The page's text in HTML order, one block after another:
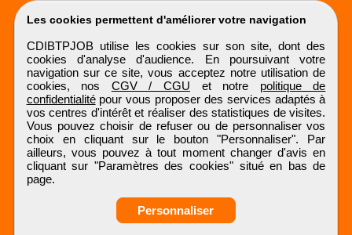
Les cookies permettent d'améliorer votre navigation
CDIBTPJOB utilise les cookies sur son site, dont des
cookies d'analyse d'audience. En poursuivant votre
navigation sur ce site, vous acceptez notre utilisation de
cookies, nos CGV / CGU et notre politique de
confidentialitépour vous proposer des services adaptés à
vos centres d'intérêt et réaliser des statistiques de visites.
Vous pouvez choisir de refuser ou de personnaliser vos
choix en cliquant sur le bouton "Personnaliser". Par
ailleurs, vous pouvez à tout moment changer d'avis en
cliquant sur "Paramètres des cookies" situé en bas de
page.
Personnaliser